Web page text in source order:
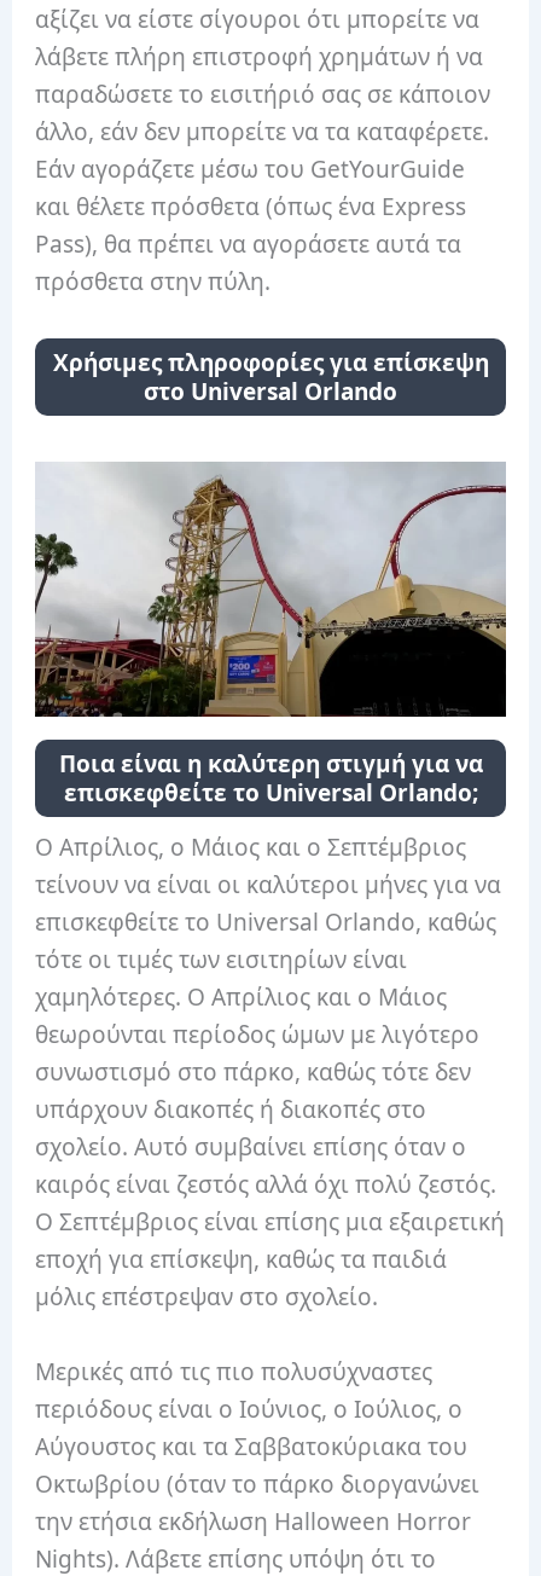
αξίζει να είστε σίγουροι ότι μπορείτε να
λάβετε πλήρη επιστροφή χρημάτων ή να
παραδώσετε το εισιτήριό σας σε κάποιον
άλλο, εάν δεν μπορείτε να τα καταφέρετε.
Εάν αγοράζετε μέσω του GetYourGuide
και θέλετε πρόσθετα (όπως ένα Express
Pass), θα πρέπει να αγοράσετε αυτά τα
πρόσθετα στην πύλη.
Χρήσιμες πληροφορίες για επίσκεψη
στο Universal Orlando
Ποια είναι η καλύτερη στιγμή για να
επισκεφθείτε το Universal Orlando;
Ο Απρίλιος, ο Μάιος και ο Σεπτέμβριος
τείνουν να είναι οι καλύτεροι μήνες για να
επισκεφθείτε το Universal Orlando, καθώς
τότε οι τιμές των εισιτηρίων είναι
χαμηλότερες. Ο Απρίλιος και ο Μάιος
θεωρούνται περίοδος ώμων με λιγότερο
συνωστισμό στο πάρκο, καθώς τότε δεν
υπάρχουν διακοπές ή διακοπές στο
σχολείο. Αυτό συμβαίνει επίσης όταν ο
καιρός είναι ζεστός αλλά όχι πολύ ζεστός.
Ο Σεπτέμβριος είναι επίσης μια εξαιρετική
εποχή για επίσκεψη, καθώς τα παιδιά
μόλις επέστρεψαν στο σχολείο.
Μερικές από τις πιο πολυσύχναστες
περιόδους είναι ο Ιούνιος, ο Ιούλιος, ο
Αύγουστος και τα Σαββατοκύριακα του
Οκτωβρίου (όταν το πάρκο διοργανώνει
την ετήσια εκδήλωση Halloween Horror
Nights). Λάβετε επίσης υπόψη ότι το